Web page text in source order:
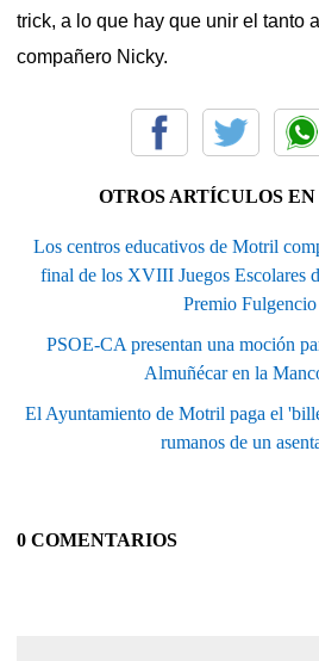
trick, a lo que hay que unir el tanto
compañero Nicky.
OTROS ARTÍCULOS
Los centros educativos de Motril
final de los XVIII Juegos Escolares
Premio Fulgencio
PSOE-CA presentan una moción
Almuñécar en la
El Ayuntamiento de Motril paga el
rumanos de un
0 COMENTARIOS